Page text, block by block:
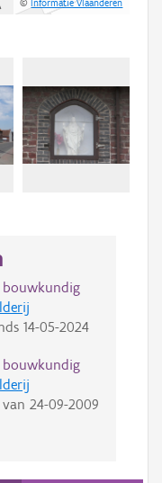
©Informatie Vlaanderen
bouwkundig
14-05-2024
bouwkundig
24-09-2009